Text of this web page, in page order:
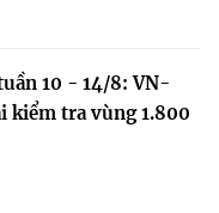
10 - 14/8: VN-
kiểm tra vùng 1.800